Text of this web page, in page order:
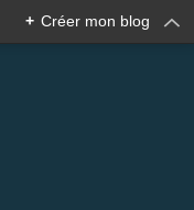
+ Créer mon blog